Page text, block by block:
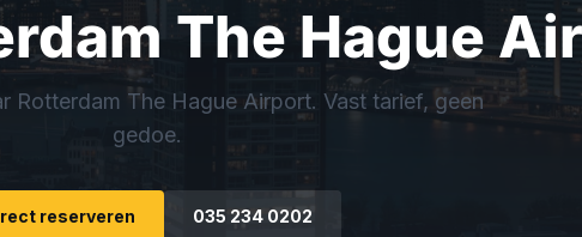
The Hague
Rotterdam The Hague Airport. Vast tarief, geen
gedoe.
reserveren 035 234 0202